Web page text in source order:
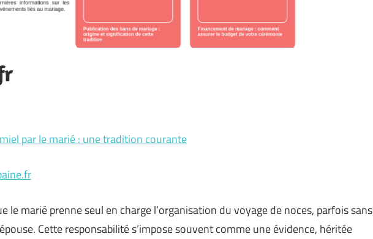
par le marié : une tradition courante
le marié prenne seul en charge l’organisation du voyage de noces, parfois sans
Cette responsabilité s’impose souvent comme une évidence, héritée